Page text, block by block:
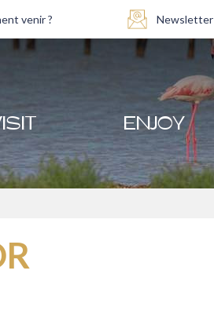
venir ? Newsletter
ENJOY